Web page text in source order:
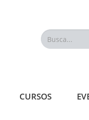
Busca...
CURSOS